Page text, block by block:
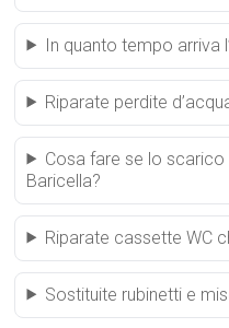
In quanto tempo arriva
Riparate perdite
Cosa fare se lo
Baricella?
Riparate cassette WC
Sostituite rubinetti e